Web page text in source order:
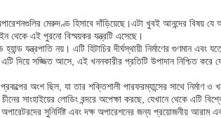
মেরুদণ্ড হিসাবে দাঁড়িয়েছে।এটা খুবই আনন্দের বিষয়
থেকে এই পুরনো বিস্ময়কর যন্ত্রটি এসেছে।
যন্ত্রপাতি নয়। এটি হিটাচির দীর্ঘস্থায়ী নির্মাণের গুণমান এবং
দিয়ে সজ্জিত আসে, এই খননকারীর প্রতিটি উপাদান নিশ্চিত করে
অংশ ছিল, যা তার শক্তিশালী পারফরম্যান্সের সাথে নির্মাণ
সাংহাইয়ের লোডিং বন্দরে অপেক্ষা করছে, যেখানে থেকে এটি
অপারেটরদের সুনির্দিষ্ট এবং দক্ষ অপারেশনের জন্য প্রয়োজনীয়